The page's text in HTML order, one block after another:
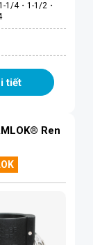
1/4・1-1/2・
tiết
Ren